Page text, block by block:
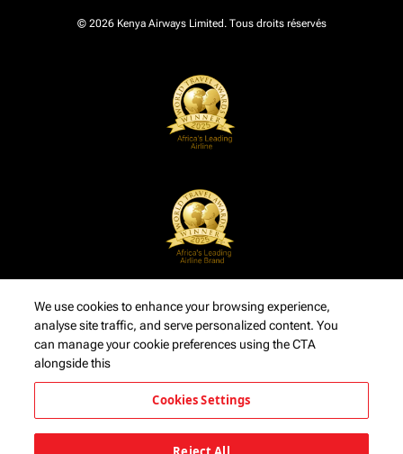
© 2026 Kenya Airways Limited. Tous droits réservés
We use cookies to enhance your browsing experience,
analyse site traffic, and serve personalized content. You
can manage your cookie preferences using the CTA
alongside this
Cookies Settings